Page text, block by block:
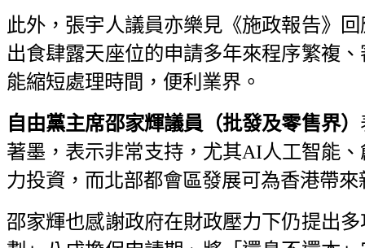
此外，張宇人議員亦樂見《施政報告》
出食肆露天座位的申請多年來程序繁複
能縮短處理時間，便利業界。
自由黨主席邵家輝議員（批發及零售界）
著墨，表示非常支持，尤其AI人工智能
力投資，而北部都會區發展可為香港帶
邵家輝也感謝政府在財政壓力下仍提出